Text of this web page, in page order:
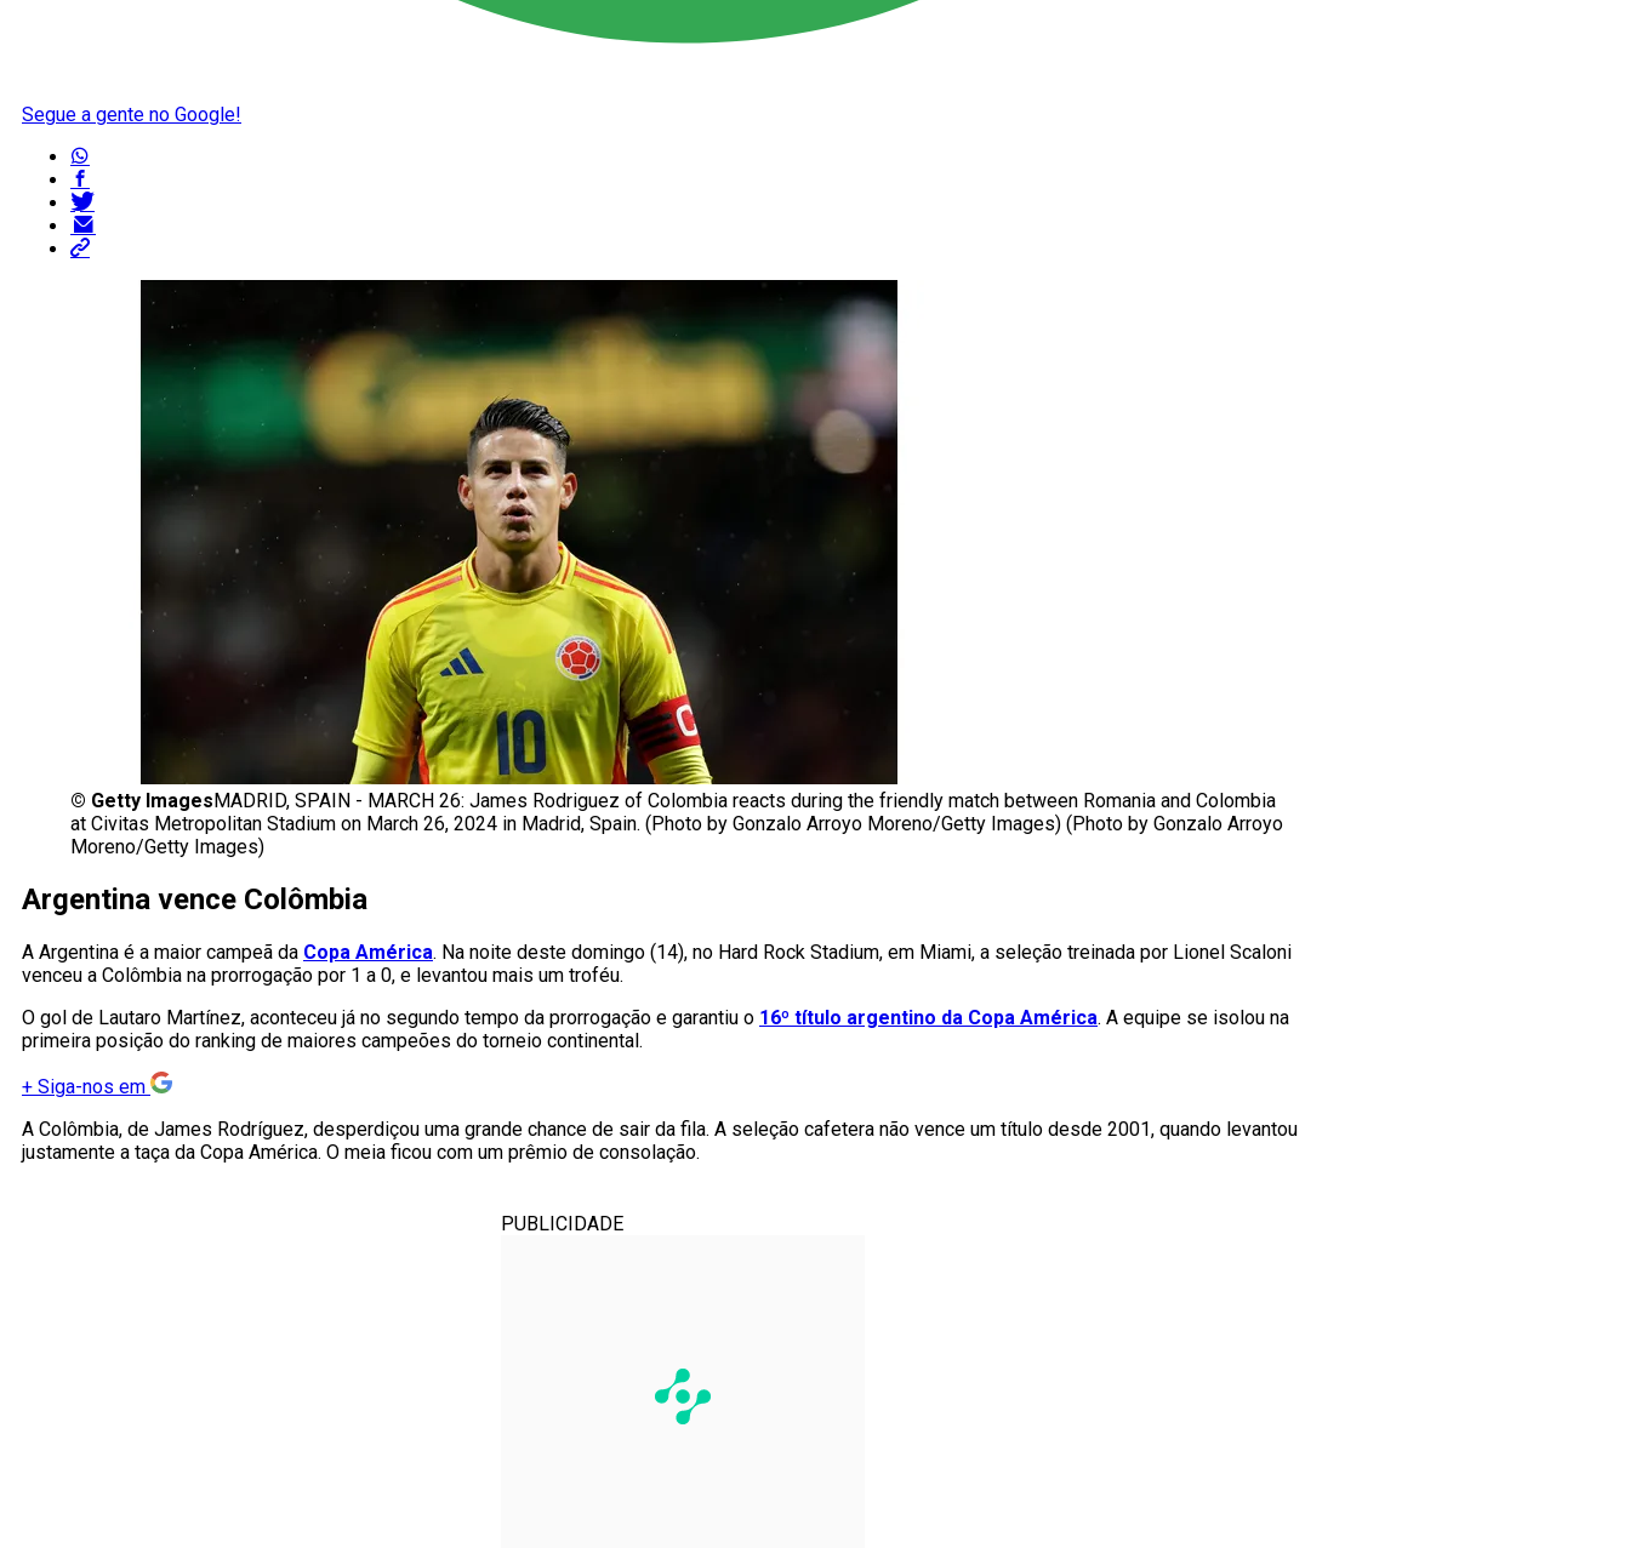
Segue a gente no Google!
© Getty Images MADRID, SPAIN - MARCH 26: James Rodriguez of Colombia reacts during the friendly match between Romania and Colombia
at Civitas Metropolitan Stadium on March 26, 2024 in Madrid, Spain. (Photo by Gonzalo Arroyo Moreno/Getty Images) (Photo by Gonzalo Arroyo
Moreno/Getty Images)
Argentina vence Colômbia
A Argentina é a maior campeã da Copa América. Na noite deste domingo (14), no Hard Rock Stadium, em Miami, a seleção treinada por Lionel Scaloni
venceu a Colômbia na prorrogação por 1 a 0, e levantou mais um troféu.
O gol de Lautaro Martínez, aconteceu já no segundo tempo da prorrogação e garantiu o 16º título argentino da Copa América. A equipe se isolou na
primeira posição do ranking de maiores campeões do torneio continental.
+ Siga-nos em
A Colômbia, de James Rodríguez, desperdiçou uma grande chance de sair da fila. A seleção cafetera não vence um título desde 2001, quando levantou
justamente a taça da Copa América. O meia ficou com um prêmio de consolação.
PUBLICIDADE